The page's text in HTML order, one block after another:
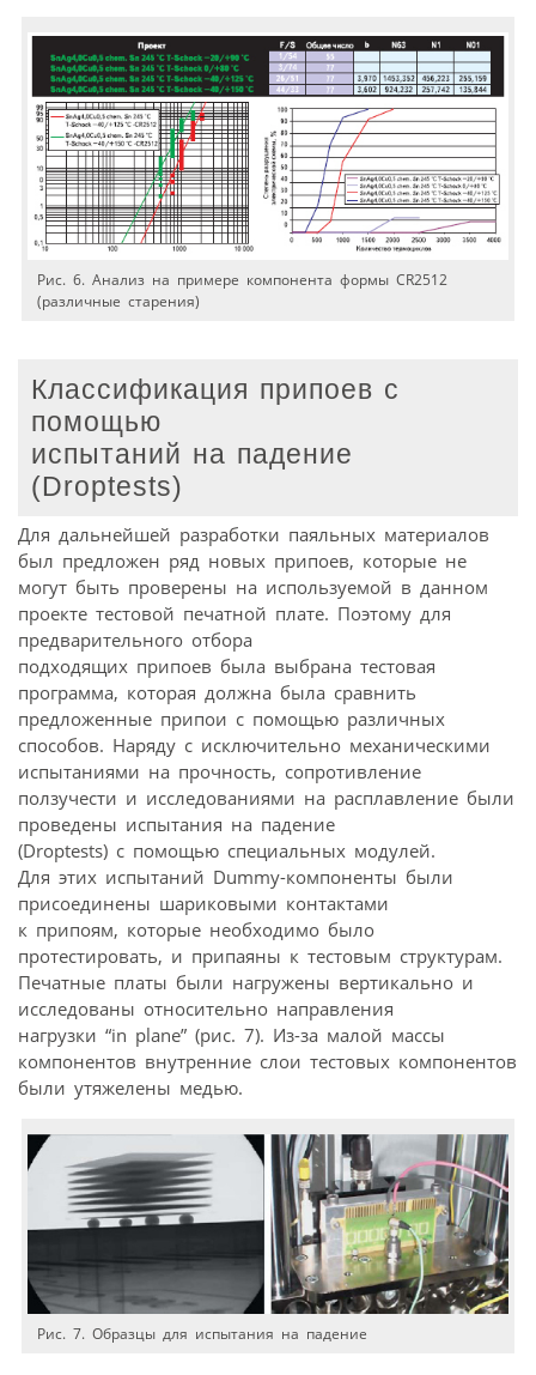
Рис. 6. Анализ на примере компонента формы CR2512
(различные старения)
Классификация припоев с
помощью
испытаний на падение
(Droptests)
Для дальнейшей разработки паяльных материалов
был предложен ряд новых припоев, которые не
могут быть проверены на используемой в данном
проекте тестовой печатной плате. Поэтому для
предварительного отбора
подходящих припоев была выбрана тестовая
программа, которая должна была сравнить
предложенные припои с помощью различных
способов. Наряду с исключительно механическими
испытаниями на прочность, сопротивление
ползучести и исследованиями на расплавление были
проведены испытания на падение
(Droptests) с помощью специальных модулей.
Для этих испытаний Dummy-компоненты были
приcоединены шариковыми контактами
к припоям, которые необходимо было
протестировать, и припаяны к тестовым структурам.
Печатные платы были нагружены вертикально и
исследованы относительно направления
нагрузки “in plane” (рис. 7). Из-за малой массы
компонентов внутренние слои тестовых компонентов
были утяжелены медью.
Рис. 7. Образцы для испытания на падение